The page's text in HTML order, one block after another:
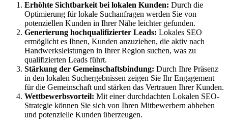
Erhöhte Sichtbarkeit bei lokalen Kunden: Durch die
Optimierung für lokale Suchanfragen werden Sie von
potenziellen Kunden in Ihrer Nähe leichter gefunden.
Generierung hochqualifizierter Leads: Lokales SEO
ermöglicht es Ihnen, Kunden anzuziehen, die aktiv nach
Handwerksleistungen in Ihrer Region suchen, was zu
qualifizierten Leads führt.
Stärkung der Gemeinschaftsbindung: Durch Ihre Präsenz
in den lokalen Suchergebnissen zeigen Sie Ihr Engagement
für die Gemeinschaft und stärken das Vertrauen Ihrer Kunden.
Wettbewerbsvorteil: Mit einer durchdachten Lokalen SEO-
Strategie können Sie sich von Ihren Mitbewerbern abheben
und potenzielle Kunden überzeugen.